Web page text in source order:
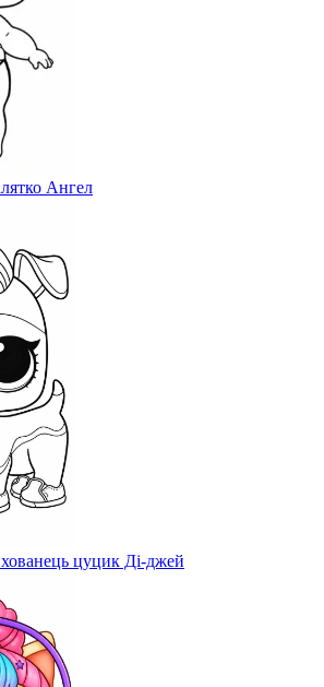
Ангел
цуцик Ді-джей